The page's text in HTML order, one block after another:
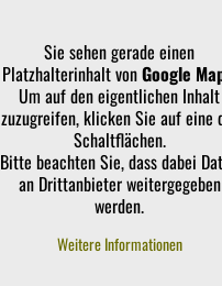
Sie sehen gerade einen
Platzhalterinhalt vonGoogle
Um auf den eigentlichen Inhalt
zuzugreifen, klicken Sie auf eine
Schaltflächen.
Bitte beachten Sie, dass dabei
an Drittanbieter weitergegeben
werden.
Weitere Informationen